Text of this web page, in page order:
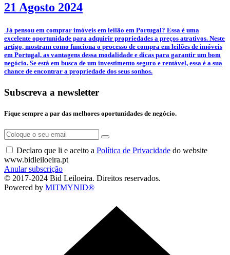
21 Agosto 2024
­ Já pensou em comprar imóveis em leilão em Portugal? Essa é uma
excelente oportunidade para adquirir propriedades a preços atrativos. Neste
artigo, mostram como funciona o processo de compra em leilões de imóveis
em Portugal, as vantagens dessa modalidade e dicas para garantir um bom
negócio. Se está em busca de um investimento seguro e rentável, essa é a sua
chance de encontrar a propriedade dos seus sonhos.
Subscreva a newsletter
Fique sempre a par das melhores oportunidades de negócio.
Declaro que li e aceito a Política de Privacidade do website
www.bidleiloeira.pt
Anular subscrição
© 2017-2024 Bid Leiloeira. Direitos reservados.
Powered by MITMYNID®